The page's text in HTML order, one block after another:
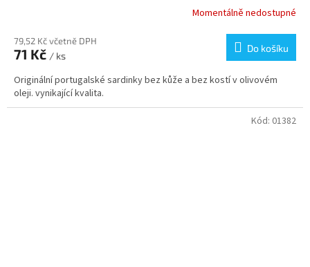
Momentálně nedostupné
79,52 Kč včetně DPH
71 Kč / ks
Do košíku
Originální portugalské sardinky bez kůže a bez kostí v olivovém
oleji. vynikající kvalita.
Kód: 01382